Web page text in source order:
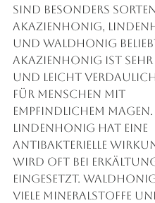
sind besonders
Akazienhonig,
und Waldhonig
Akazienhonig ist
und leicht
für Menschen mit
empfindlichem Magen.
Lindenhonig hat eine
antibakterielle
wird oft bei
eingesetzt.
viele Mineralstoffe